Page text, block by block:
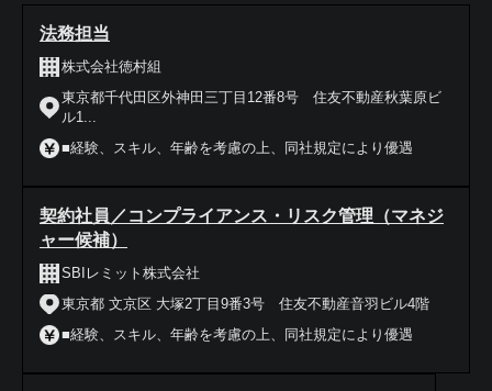
法務担当
株式会社徳村組
東京都千代田区外神田三丁目12番8号 住友不動産秋葉原ビ
ル1...
■経験、スキル、年齢を考慮の上、同社規定により優遇
契約社員／コンプライアンス・リスク管理（マネジ
ャー候補）
SBIレミット株式会社
東京都 文京区 大塚2丁目9番3号 住友不動産音羽ビル4階
■経験、スキル、年齢を考慮の上、同社規定により優遇